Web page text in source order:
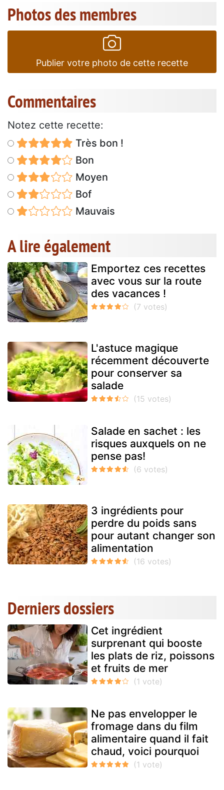
Photos des membres
Publier votre photo de cette recette
Commentaires
Notez cette recette:
Très bon !
Bon
Moyen
Bof
Mauvais
A lire également
Emportez ces recettes
avec vous sur la route
des vacances !
L'astuce magique
récemment découverte
pour conserver sa
salade
Salade en sachet : les
risques auxquels on ne
pense pas!
3 ingrédients pour
perdre du poids sans
pour autant changer son
alimentation
Derniers dossiers
Cet ingrédient
surprenant qui booste
les plats de riz, poissons
et fruits de mer
Ne pas envelopper le
fromage dans du film
alimentaire quand il fait
chaud, voici pourquoi